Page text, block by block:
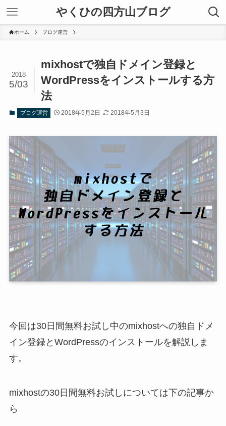
やくひの四方山ブログ
ホーム ブログ運営
mixhostで独自ドメイン登録と
WordPressをインストールする方
法
2018
5/03
ブログ運営 2018年5月2日 2018年5月3日
今回は30日間無料お試し中のmixhostへの独自ドメ
イン登録とWordPressのインストールを解説しま
す。
mixhostの30日間無料お試しについては下の記事か
ら